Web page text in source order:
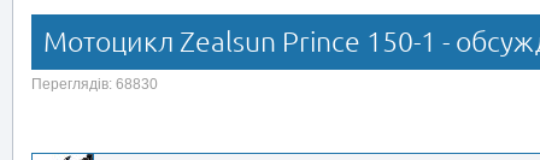
Мотоцикл Zealsun Prince 150-1 -
Переглядів: 68830